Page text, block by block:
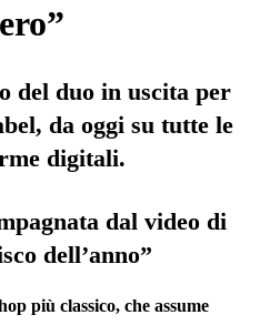
del duo in uscita per
da oggi su tutte le
digitali.
dal video di
dell’anno”
più classico, che assume